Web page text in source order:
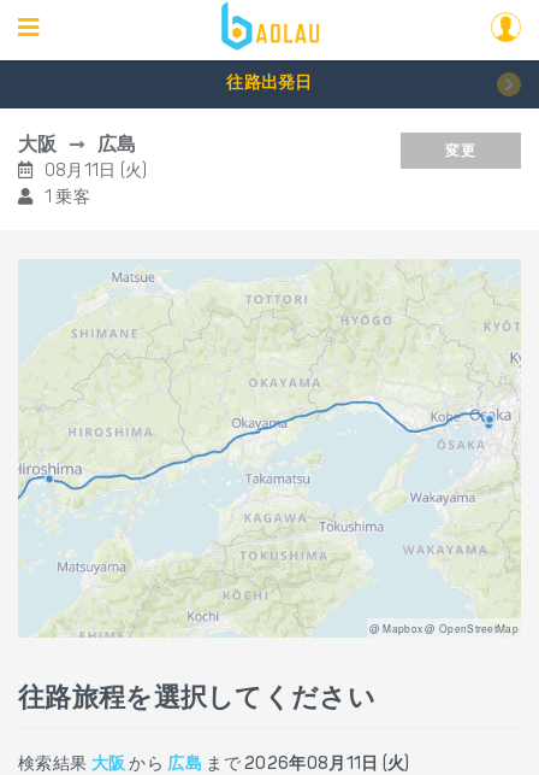
往路出発日
大阪 広島
08月11日 (火)
1 乗客
変更
@ Mapbox @ OpenStreetMap
往路旅程を選択してください
検索結果 大阪 から 広島 まで2026年08月11日 (火)